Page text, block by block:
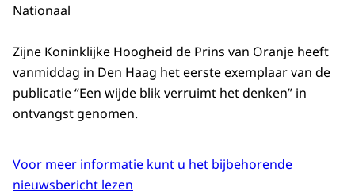
Nationaal
Zijne Koninklijke Hoogheid de Prins van Oranje heeft
vanmiddag in Den Haag het eerste exemplaar van de
publicatie “Een wijde blik verruimt het denken” in
ontvangst genomen.
Voor meer informatie kunt u het bijbehorende
nieuwsbericht lezen